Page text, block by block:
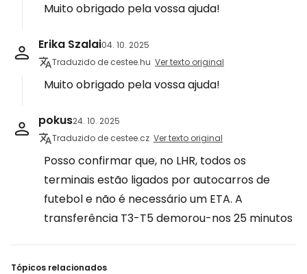
Muito obrigado pela vossa ajuda!
Erika Szalai04. 10. 2025
Traduzido de cestee.hu Ver texto original
Muito obrigado pela vossa ajuda!
pokus24. 10. 2025
Traduzido de cestee.cz Ver texto original
Posso confirmar que, no LHR, todos os
terminais estão ligados por autocarros de
futebol e não é necessário um ETA. A
transferência T3-T5 demorou-nos 25 minutos
Tópicos relacionados